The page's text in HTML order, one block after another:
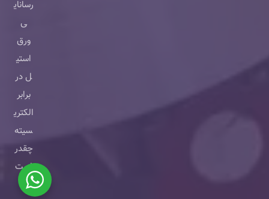
رسانای
ی
ورق
استی
ل در
برابر
الکتری
سیته
چقدر
است